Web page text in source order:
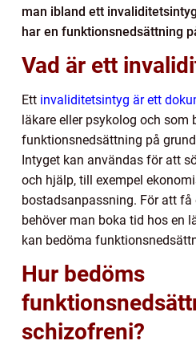
man ibland ett
har en funktionsnedsättning
Vad är ett
Ett invaliditetsintyg är ett
läkare eller psykolog och som
funktionsnedsättning på
Intyget kan användas för att
och hjälp, till exempel
bostadsanpassning. För att
behöver man boka tid hos en
kan bedöma
Hur bedöms
schizofreni?